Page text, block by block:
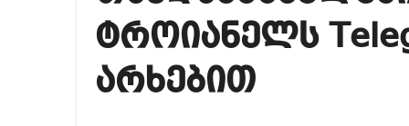
მიხეილ
თბილისში
ტროიანელს
არხებით